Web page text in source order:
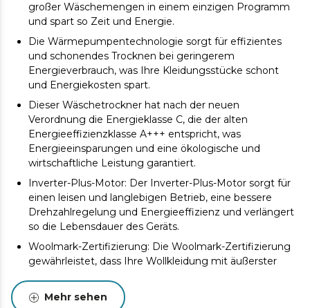
großer Wäschemengen in einem einzigen Programm
und spart so Zeit und Energie.
Die Wärmepumpentechnologie sorgt für effizientes
und schonendes Trocknen bei geringerem
Energieverbrauch, was Ihre Kleidungsstücke schont
und Energiekosten spart.
Dieser Wäschetrockner hat nach der neuen
Verordnung die Energieklasse C, die der alten
Energieeffizienzklasse A+++ entspricht, was
Energieeinsparungen und eine ökologische und
wirtschaftliche Leistung garantiert.
Inverter-Plus-Motor: Der Inverter-Plus-Motor sorgt für
einen leisen und langlebigen Betrieb, eine bessere
Drehzahlregelung und Energieeffizienz und verlängert
so die Lebensdauer des Geräts.
Woolmark-Zertifizierung: Die Woolmark-Zertifizierung
gewährleistet, dass Ihre Wollkleidung mit äußerster
perfektem Zustand bleibt.
Mehr sehen